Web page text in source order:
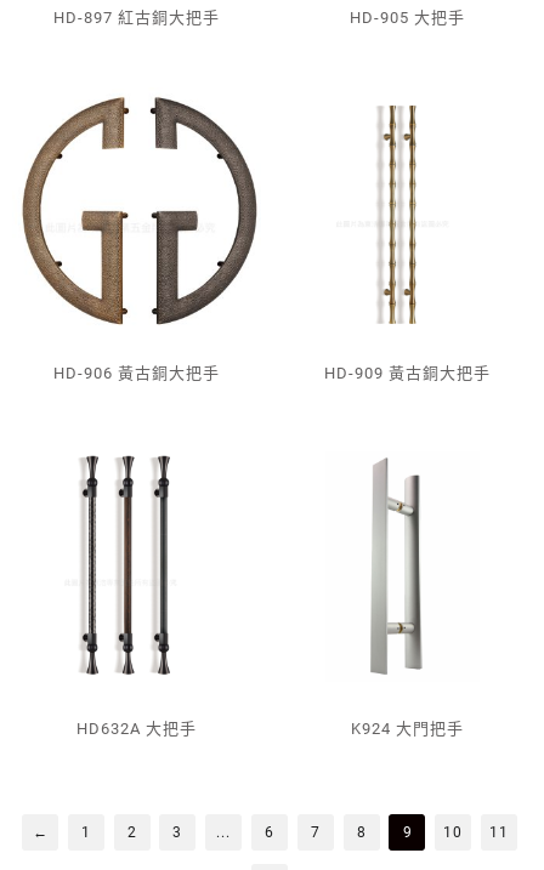
HD-897 紅古銅大把手 HD-905 大把手
HD-906 黃古銅大把手 HD-909 黃古銅大把手
HD632A 大把手 K924 大門把手
← 1 2 3 ... 6 7 8 9 10 11